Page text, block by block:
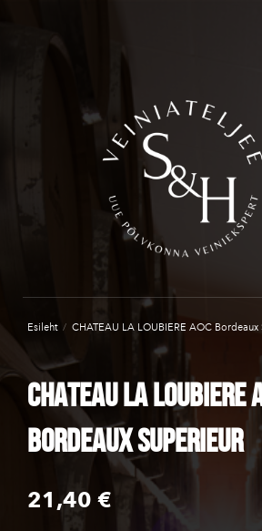
Esileht / CHATEAU LA LOUBIERE AOC Bordeaux
CHATEAU LA LOUBIERE
Bordeaux Superieur
21,40 €